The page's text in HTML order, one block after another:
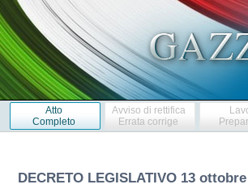
Atto
Completo
Avviso di rettifica
Errata corrige
DECRETO LEGISLATIVO 13